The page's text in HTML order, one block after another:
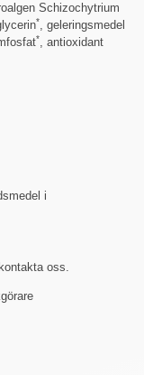
Schizochytrium
*, geleringsmedel
*, antioxidant
i
oss.